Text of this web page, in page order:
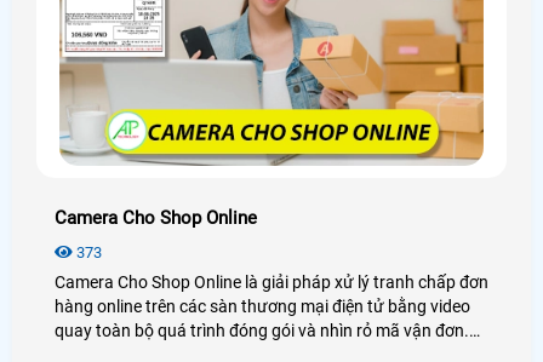
Camera Cho Shop Online
373
Camera Cho Shop Online là giải pháp xử lý tranh chấp đơn
hàng online trên các sàn thương mại điện tử bằng video
quay toàn bộ quá trình đóng gói và nhìn rỏ mã vận đơn.